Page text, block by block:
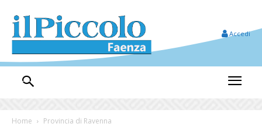
Accedi
Home Provincia di Ravenna